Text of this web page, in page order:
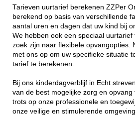
Tarieven uurtarief berekenen ZZPer
berekend op basis van verschillende
aantal uren en dagen dat uw kind bij
We hebben ook een speciaal
zoek zijn naar flexibele opvangopties.
met ons op om uw specifieke situatie
tarief te berekenen.
Bij ons kinderdagverblijf in Echt
van de best mogelijke zorg en opvang
trots op onze professionele en
onze veilige en stimulerende